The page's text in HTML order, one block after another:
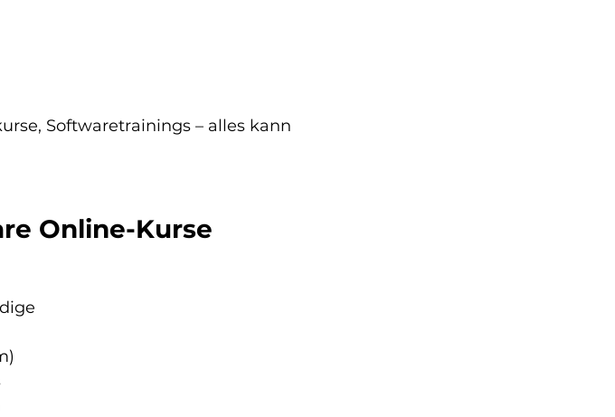
Softwaretrainings – alles kann
Online-Kurse